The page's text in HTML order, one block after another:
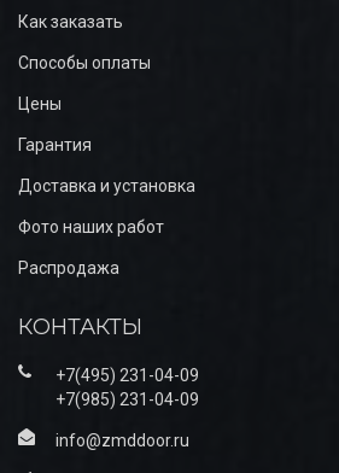
Как заказать
Способы оплаты
Цены
Гарантия
Доставка и установка
Фото наших работ
Распродажа
КОНТАКТЫ
+7(495) 231-04-09
+7(985) 231-04-09
info@zmddoor.ru